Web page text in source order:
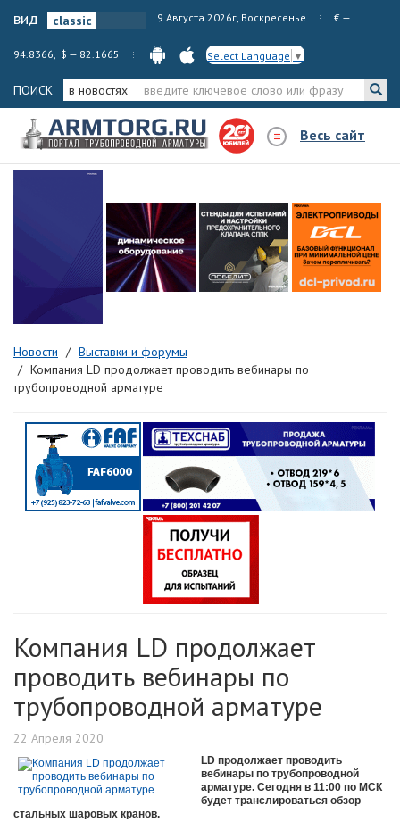
вид 9 Августа 2026г, Воскресенье € —
94.8366, $ — 82.1665 Select Language ▼
ПОИСК в новостях
Весь сайт
Новости
Выставки и форумы
Компания LD продолжает проводить вебинары по
трубопроводной арматуре
Компания LD продолжает
проводить вебинары по
трубопроводной арматуре
22 Апреля 2020
LD продолжает проводить
вебинары по трубопроводной
арматуре. Сегодня в 11:00 по МСК
будет транслироваться обзор
стальных шаровых кранов.